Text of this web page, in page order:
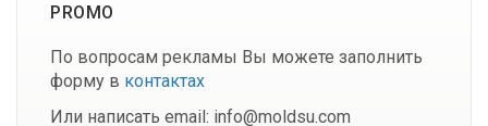
PROMO
По вопросам рекламы Вы можете заполнить
форму в контактах
Или написать email: info@moldsu.com